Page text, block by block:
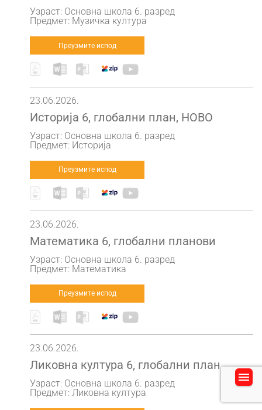
Узраст: Основна школа 6. разред
Предмет: Музичка култура
Преузмите испод
23.06.2026.
Историја 6, глобални план, НОВО
Узраст: Основна школа 6. разред
Предмет: Историја
Преузмите испод
23.06.2026.
Математика 6, глобални планови
Узраст: Основна школа 6. разред
Предмет: Математика
Преузмите испод
23.06.2026.
Ликовна култура 6, глобални план
Узраст: Основна школа 6. разред
Предмет: Ликовна култура